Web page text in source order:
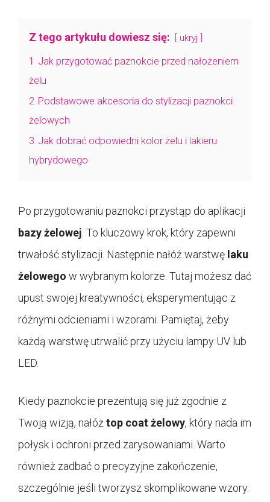
Z tego artykułu dowiesz się: ukryj
1 Jak przygotować paznokcie przed nałożeniem
żelu
2 Podstawowe akcesoria do stylizacji paznokci
żelowych
3 Jak dobrać odpowiedni kolor żelu i lakieru
hybrydowego
Po przygotowaniu paznokci przystąp do aplikacji
bazy żelowej . To kluczowy krok, który zapewni
trwałość stylizacji. Następnie nałóż warstwę laku
żelowego w wybranym kolorze. Tutaj możesz dać
upust swojej kreatywności, eksperymentując z
różnymi odcieniami i wzorami. Pamiętaj, żeby
każdą warstwę utrwalić przy użyciu lampy UV lub
LED.
Kiedy paznokcie prezentują się już zgodnie z
Twoją wizją, nałóż top coat żelowy, który nada im
połysk i ochroni przed zarysowaniami. Warto
również zadbać o precyzyjne zakończenie,
szczególnie jeśli tworzysz skomplikowane wzory.